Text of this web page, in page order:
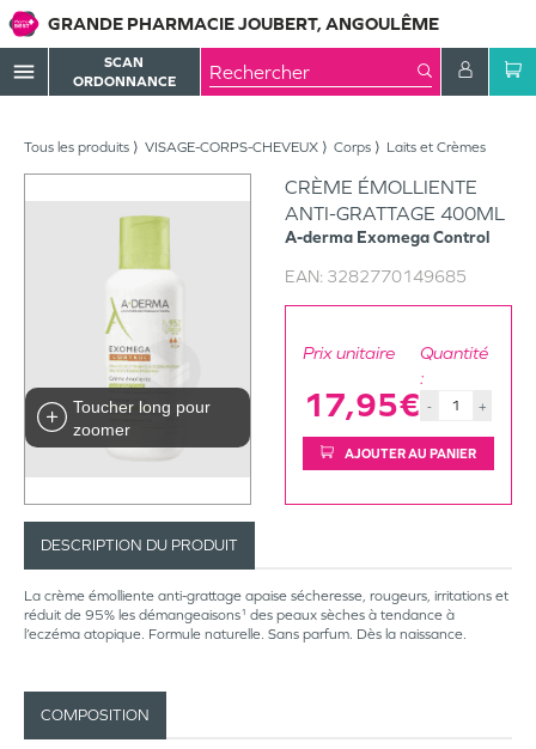
GRANDE PHARMACIE JOUBERT, ANGOULÊME
menu
SCAN
ORDONNANCE
Tous les produits VISAGE-CORPS-CHEVEUX Corps Laits et Crèmes
Toucher long pour
zoomer
CRÈME ÉMOLLIENTE
ANTI-GRATTAGE 400ML
A-derma Exomega Control
EAN: 3282770149685
Prix unitaire
17,95€
Quantité
:
- +
AJOUTER AU PANIER
DESCRIPTION DU PRODUIT
La crème émolliente anti-grattage apaise sécheresse, rougeurs, irritations et
réduit de 95% les démangeaisons¹ des peaux sèches à tendance à
l’eczéma atopique. Formule naturelle. Sans parfum. Dès la naissance.
COMPOSITION